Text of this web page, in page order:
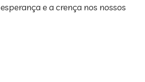
e a crença nos nossos